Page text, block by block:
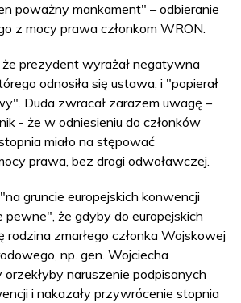
poważny mankament" – odbieranie
z mocy prawa członkom WRON.
że prezydent wyrażał negatywna
odnosiła się ustawa, i "popierał
Duda zwracał zarazem uwagę –
- że w odniesieniu do członków
miało na stępować
prawa, bez drogi odwoławczej.
gruncie europejskich konwencji
pewne", że gdyby do europejskich
rodzina zmarłego członka Wojskowej
np. gen. Wojciecha
orzekłyby naruszenie podpisanych
i nakazały przywrócenie stopnia